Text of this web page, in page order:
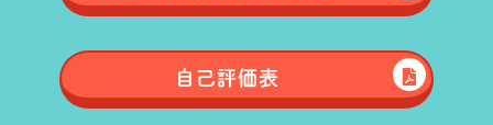
自己評価表